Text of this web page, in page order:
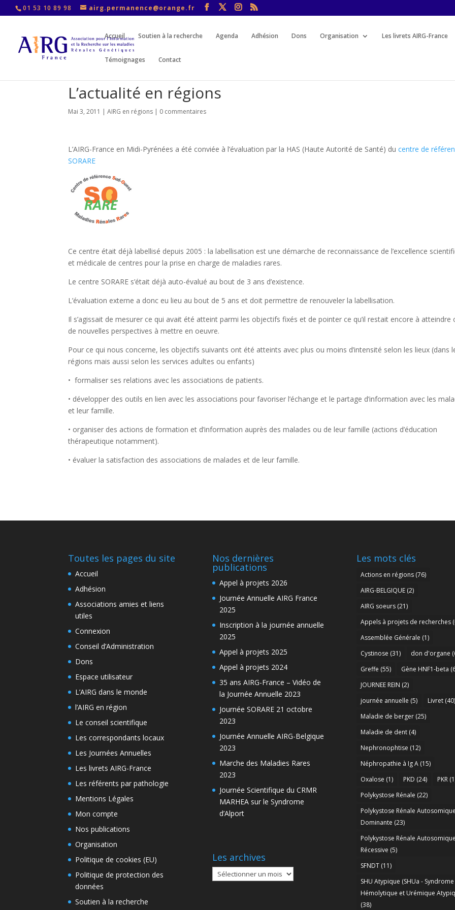
01 53 10 89 98 airg.permanence@orange.fr
Accueil Soutien à la recherche Agenda Adhésion Dons Organisation Les livrets AIRG-France
Témoignages Contact
L’actualité en régions
Mai 3, 2011 |AIRG en régions | 0 commentaires
L’AIRG-France en Midi-Pyrénées a été conviée à l’évaluation par la HAS (Haute Autorité de Santé) ducentre de
SORARE
Ce centre était déjà labellisé depuis 2005 : la labellisation est une démarche de reconnaissance de l’excellence
et médicale de centres pour la prise en charge de maladies rares.
Le centre SORARE s’était déjà auto-évalué au bout de 3 ans d’existence.
L’évaluation externe a donc eu lieu au bout de 5 ans et doit permettre de renouveler la labellisation.
Il s’agissait de mesurer ce qui avait été atteint parmi les objectifs fixés et de pointer ce qu’il restait encore à atteindre
de nouvelles perspectives à mettre en oeuvre.
Pour ce qui nous concerne, les objectifs suivants ont été atteints avec plus ou moins d’intensité selon les lieux (dans
régions mais aussi selon les services adultes ou enfants)
• formaliser ses relations avec les associations de patients.
• développer des outils en lien avec les associations pour favoriser l’échange et le partage d’information avec les
et leur famille.
• organiser des actions de formation et d’information auprès des malades ou de leur famille (actions d’éducation
thérapeutique notamment).
• évaluer la satisfaction des associations de malades et de leur famille.
Toutes les pages du site
Accueil
Adhésion
Associations amies et liens
utiles
Connexion
Conseil d’Administration
Dons
Espace utilisateur
L’AIRG dans le monde
l’AIRG en région
Le conseil scientifique
Les correspondants locaux
Les Journées Annuelles
Les livrets AIRG-France
Les référents par pathologie
Mentions Légales
Mon compte
Nos publications
Organisation
Politique de cookies (EU)
Politique de protection des
données
Soutien à la recherche
Nos dernières
publications
Appel à projets 2026
Journée Annuelle AIRG France
2025
Inscription à la journée annuelle
2025
Appel à projets 2025
Appel à projets 2024
35 ans AIRG-France – Vidéo de
la Journée Annuelle 2023
Journée SORARE 21 octobre
2023
Journée Annuelle AIRG-Belgique
2023
Marche des Maladies Rares
2023
Journée Scientifique du CRMR
MARHEA sur le Syndrome
d’Alport
Les archives
Les
archives
Les mots clés
Actions en régions(76)
AIRG-BELGIQUE(2)
AIRG soeurs(21)
Appels à projets de recherches
Assemblée Générale (1)
Cystinose (31) don d'organe
Greffe (55) Gène HNF1-beta
JOURNEE REIN (2)
journée annuelle (5) Livret(40)
Maladie de berger(25)
Maladie de dent(4)
Nephronophtise (12)
Néphropathie à Ig A(15)
Oxalose (1) PKD (24) PKR
Polykystose Rénale (22)
Polykystose Rénale Autosomique
Dominante (23)
Polykystose Rénale Autosomique
Récessive (5)
SFNDT(11)
SHU Atypique (SHUa - Syndrome
Hémolytique et Urémique
(38)